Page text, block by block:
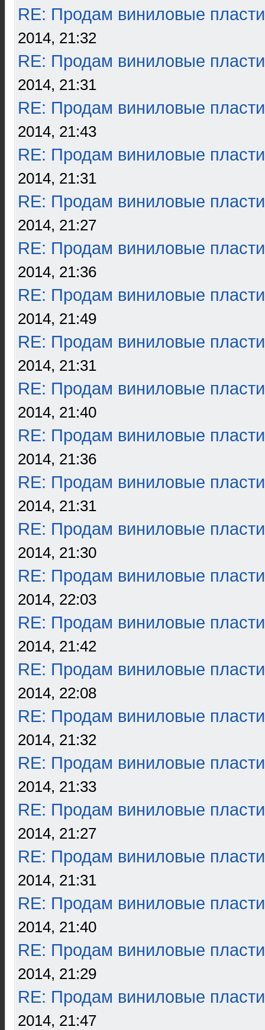
RE: Продам виниловые
2014, 21:32
RE: Продам виниловые
2014, 21:31
RE: Продам виниловые
2014, 21:43
RE: Продам виниловые
2014, 21:31
RE: Продам виниловые
2014, 21:27
RE: Продам виниловые
2014, 21:36
RE: Продам виниловые
2014, 21:49
RE: Продам виниловые
2014, 21:31
RE: Продам виниловые
2014, 21:40
RE: Продам виниловые
2014, 21:36
RE: Продам виниловые
2014, 21:31
RE: Продам виниловые
2014, 21:30
RE: Продам виниловые
2014, 22:03
RE: Продам виниловые
2014, 21:42
RE: Продам виниловые
2014, 22:08
RE: Продам виниловые
2014, 21:32
RE: Продам виниловые
2014, 21:33
RE: Продам виниловые
2014, 21:27
RE: Продам виниловые
2014, 21:31
RE: Продам виниловые
2014, 21:40
RE: Продам виниловые
2014, 21:29
RE: Продам виниловые
2014, 21:47